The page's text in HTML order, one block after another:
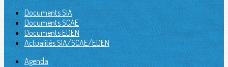
Documents SIA
Documents SCAE
Documents EDEN
Actualités SIA/SCAE/EDEN
Agenda